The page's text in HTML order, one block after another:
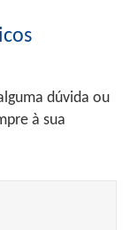
dúvida ou
à sua